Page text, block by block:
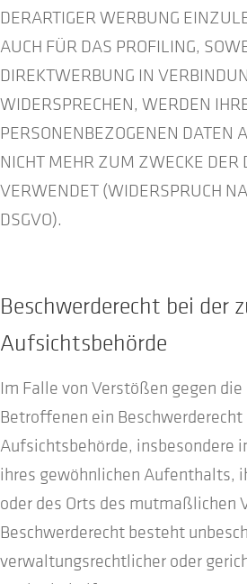
DERARTIGER WERBUNG
AUCH FÜR DAS PROFILING,
DIREKTWERBUNG IN
WIDERSPRECHEN, WERDEN
PERSONENBEZOGENEN DATEN
NICHT MEHR ZUM ZWECKE DER
VERWENDET (WIDERSPRUCH
DSGVO).
Beschwerde­recht bei der
Aufsichts­behörde
Im Falle von Verstößen gegen die
Betroffenen ein
Aufsichtsbehörde, insbesondere
ihres gewöhnlichen Aufenthalts,
oder des Orts des mutmaßlichen
Beschwerderecht besteht
verwaltungsrechtlicher oder